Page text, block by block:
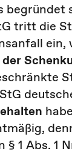
begründet
tritt die
ein,
1 Abs. 1